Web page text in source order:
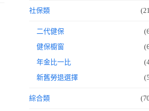
社保類
二代健保
健保櫥窗
年金比一比
新舊勞退選擇
綜合類